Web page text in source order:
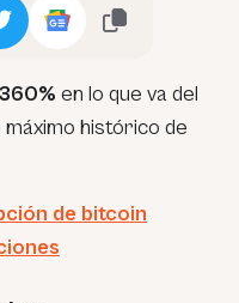
360% en lo que va del
máximo histórico de
de bitcoin